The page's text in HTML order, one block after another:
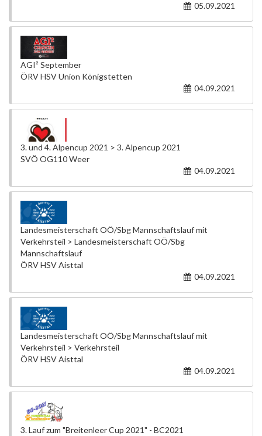
05.09.2021
AGI² September
ÖRV HSV Union Königstetten
04.09.2021
3. und 4. Alpencup 2021 > 3. Alpencup 2021
SVÖ OG110 Weer
04.09.2021
Landesmeisterschaft OÖ/Sbg Mannschaftslauf mit
Verkehrsteil > Landesmeisterschaft OÖ/Sbg
Mannschaftslauf
ÖRV HSV Aisttal
04.09.2021
Landesmeisterschaft OÖ/Sbg Mannschaftslauf mit
Verkehrsteil > Verkehrsteil
ÖRV HSV Aisttal
04.09.2021
3. Lauf zum "Breitenleer Cup 2021" - BC2021